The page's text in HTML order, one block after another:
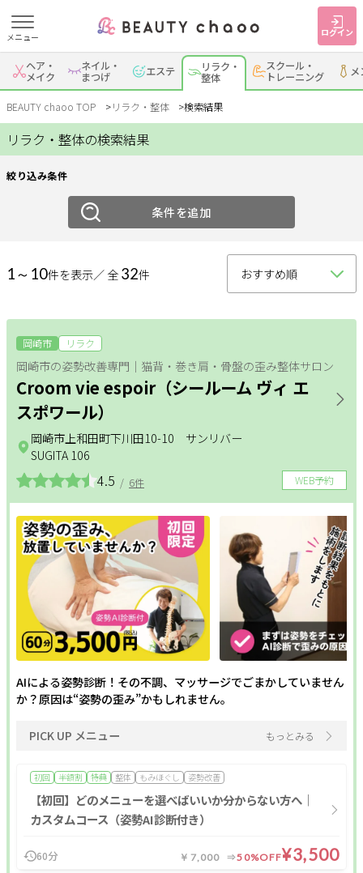
メニュー ログイン
すでに会員の方
ログイン
はじめてご利用の方
新規会員登録
ジャンルで探す
ネイル・まつげ エステ
大人女子トピック
サポート
よくある質問
利用規約
プライバシーポリシー
運営会社
お問い合わせ
掲載店様
掲載のご案内
掲載の申込み
掲載店様ログイン
閉じる
ヘア・
メイク
ネイル・
まつげ エステ リラク・
整体
スクール・
トレーニング メ
BEAUTY chaoo TOP リラク・整体 検索結果
リラク・整体の検索結果
絞り込み条件
条件を追加
1～10件を表示／ 全 32件
岡崎市 リラク
岡崎市の姿勢改善専門｜猫背・巻き肩・骨盤の歪み整体サロン
Croom vie espoir（シールーム ヴィ エ
スポワール）
WEB予約
4.5 / 6件
岡崎市上和田町下川田10-10 サンリバー
SUGITA 106
AIによる姿勢診断！その不調、マッサージでごまかしていません
か？原因は“姿勢の歪み”かもしれません。
PICK UP メニュー もっとみる
初回 半額割 特典 整体 もみほぐし 姿勢改善
【初回】どのメニューを選べばいいか分からない方へ｜
カスタムコース（姿勢AI診断付き）
60分 ￥7,000 50%OFF¥3,500
絞り込み
ジャンル
リラク
岡崎・幸田
西尾 碧南・高浜
東浦
その他
リラクメニュー
整体
ダイエット
更年期 姿勢改善
ヘッドケア 足つぼ
フェムケア フェイシャル ボディ
ホワイトニング オールハンド エイジングケア
毛穴 セルフエステ シェービング
角質・ピーリング シミ・しわ ハリ・つや
整体メニュー
アロマ・リンパ フットケア もみほぐし